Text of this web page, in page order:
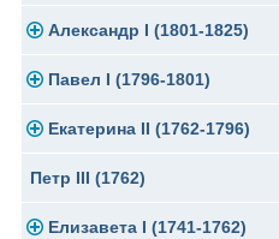
Серебро
Медь
Для Финляндии
Памятные и донативные
Платина, золото
Серебро
Медь
Для Грузии
Русско-Польские
Александр I (1801-1825)
Золото
Серебро
Медь
Для Грузии
Павел I (1796-1801)
Золото
Серебро
Медь
Екатерина II (1762-1796)
Золото
Серебро
Петр III (1762)
Елизавета I (1741-1762)